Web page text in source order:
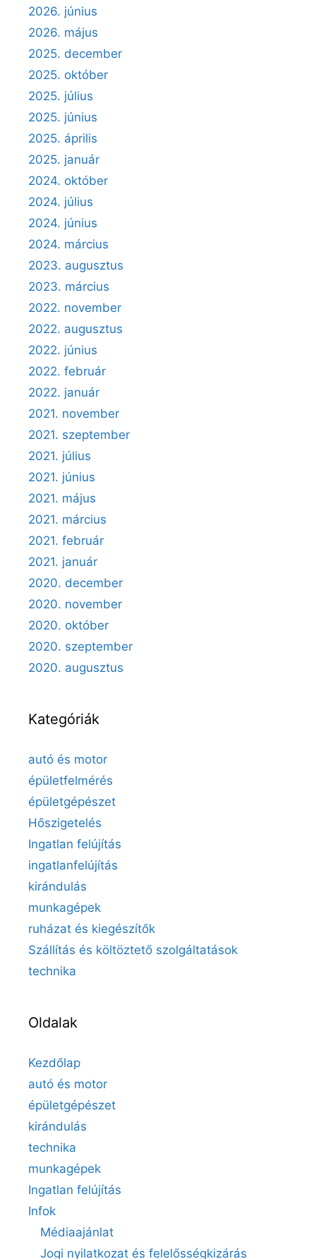
2026. június
2026. május
2025. december
2025. október
2025. július
2025. június
2025. április
2025. január
2024. október
2024. július
2024. június
2024. március
2023. augusztus
2023. március
2022. november
2022. augusztus
2022. június
2022. február
2022. január
2021. november
2021. szeptember
2021. július
2021. június
2021. május
2021. március
2021. február
2021. január
2020. december
2020. november
2020. október
2020. szeptember
2020. augusztus
Kategóriák
autó és motor
épületfelmérés
épületgépészet
Hőszigetelés
Ingatlan felújítás
ingatlanfelújítás
kirándulás
munkagépek
ruházat és kiegészítők
Szállítás és költöztető szolgáltatások
technika
Oldalak
Kezdőlap
autó és motor
épületgépészet
kirándulás
technika
munkagépek
Ingatlan felújítás
Infok
Médiaajánlat
Jogi nyilatkozat és felelősségkizárás